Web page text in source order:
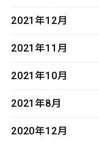
2021年12月
2021年11月
2021年10月
2021年8月
2020年12月